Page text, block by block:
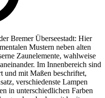
Bremer Überseestadt: Hier
Mustern neben alten
Zaunelemente, wahlweise
Im Innenbereich sind
und mit Maßen beschriftet,
verschiedenste Lampen
in unterschiedlichen Farben